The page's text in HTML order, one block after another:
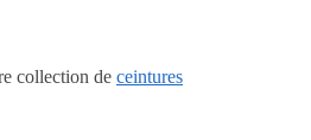
collection de ceintures